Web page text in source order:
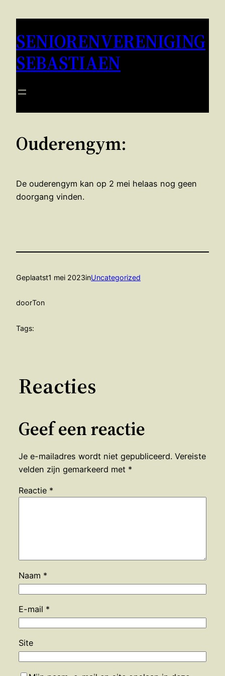
inhoud
SENIORENVERENIGING
SEBASTIAEN
Ouderengym:
De ouderengym kan op 2 mei helaas nog geen
doorgang vinden.
Geplaatst1 mei 2023inUncategorized
doorTon
Tags:
Reacties
Geef een reactie
Je e-mailadres wordt niet gepubliceerd. Vereiste
velden zijn gemarkeerd met *
Reactie *
Naam *
E-mail *
Site